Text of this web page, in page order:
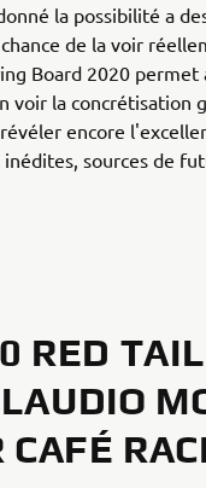
la possibilité a
de la voir
Board 2020
la concrétisation
encore
sources de
RED
CAFÉ